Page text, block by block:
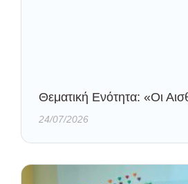
Θεματική Ενότητα: «Οι
24/07/2026